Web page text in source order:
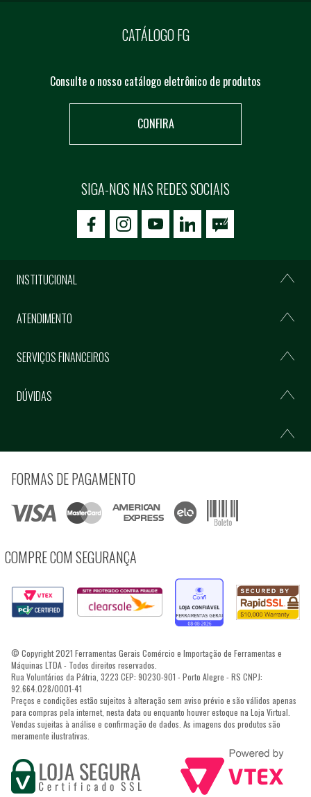
CATÁLOGO FG
Consulte o nosso catálogo eletrônico de produtos
CONFIRA
SIGA-NOS NAS REDES SOCIAIS
icon-facebookicon-social02icon-social03
INSTITUCIONAL
ATENDIMENTO
SERVIÇOS FINANCEIROS
DÚVIDAS
FORMAS DE PAGAMENTO
COMPRE COM SEGURANÇA
© Copyright 2021 Ferramentas Gerais Comércio e Importação de Ferramentas e
Máquinas LTDA - Todos direitos reservados.
Rua Voluntários da Pátria, 3223 CEP: 90230-901 - Porto Alegre - RS CNPJ:
92.664.028/0001-41
Preços e condições estão sujeitos à alteração sem aviso prévio e são válidos apenas
para compras pela internet, nesta data ou enquanto houver estoque na Loja Virtual.
Vendas sujeitas à análise e confirmação de dados. As imagens dos produtos são
meramente ilustrativas.